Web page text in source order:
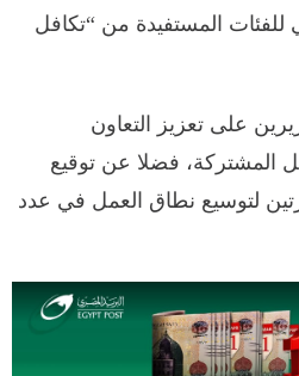
للفئات المستفيدة من “تكافل
على تعزيز التعاون
المشتركة، فضلا عن توقيع
لتوسيع نطاق العمل في عدد